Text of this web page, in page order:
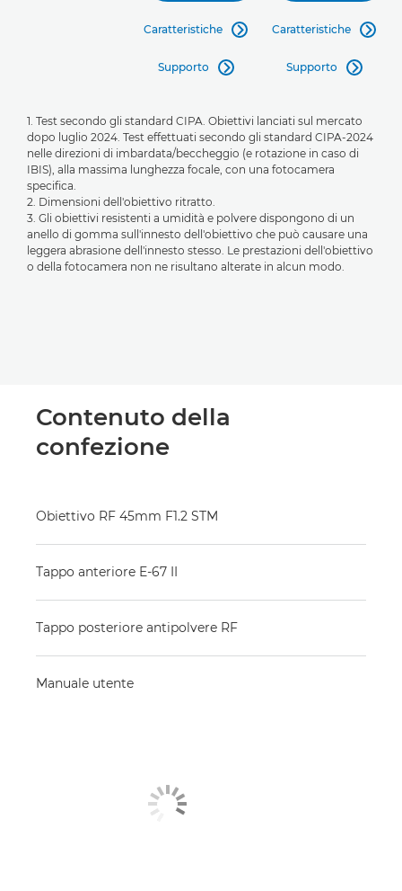
Caratteristiche 
Supporto 
Caratteristiche 
Supporto 
1. Test secondo gli standard CIPA. Obiettivi lanciati sul mercato
dopo luglio 2024. Test effettuati secondo gli standard CIPA-2024
nelle direzioni di imbardata/beccheggio (e rotazione in caso di
IBIS), alla massima lunghezza focale, con una fotocamera
specifica.
2. Dimensioni dell'obiettivo ritratto.
3. Gli obiettivi resistenti a umidità e polvere dispongono di un
anello di gomma sull'innesto dell'obiettivo che può causare una
leggera abrasione dell'innesto stesso. Le prestazioni dell'obiettivo
o della fotocamera non ne risultano alterate in alcun modo.
Contenuto della
confezione
Obiettivo RF 45mm F1.2 STM
Tappo anteriore E-67 II
Tappo posteriore antipolvere RF
Manuale utente